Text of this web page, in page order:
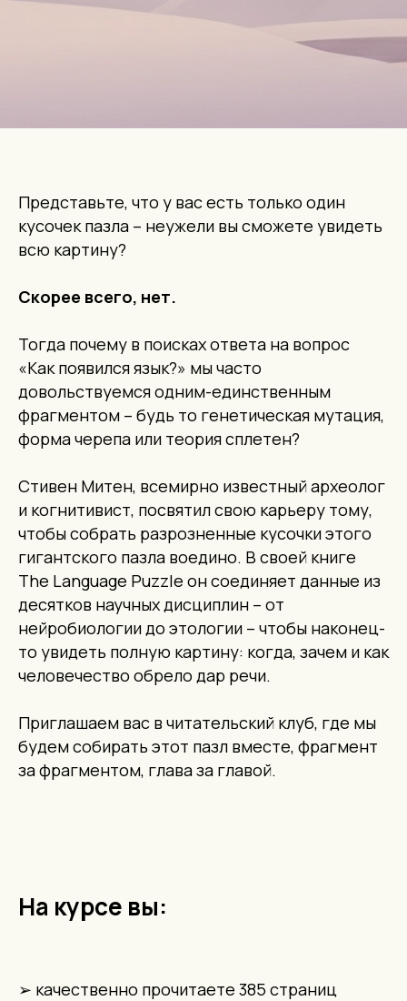
Представьте, что у вас есть только один
кусочек пазла – неужели вы сможете увидеть
всю картину?
Скорее всего, нет.
Тогда почему в поисках ответа на вопрос
«Как появился язык?» мы часто
довольствуемся одним-единственным
фрагментом – будь то генетическая мутация,
форма черепа или теория сплетен?
Стивен Митен, всемирно известный археолог
и когнитивист, посвятил свою карьеру тому,
чтобы собрать разрозненные кусочки этого
гигантского пазла воедино. В своей книге
The Language Puzzle он соединяет данные из
десятков научных дисциплин – от
нейробиологии до этологии – чтобы наконец-
то увидеть полную картину: когда, зачем и как
человечество обрело дар речи.
Приглашаем вас в читательский клуб, где мы
будем собирать этот пазл вместе, фрагмент
за фрагментом, глава за главой.
На курсе вы:
➢ качественно прочитаете 385 страниц